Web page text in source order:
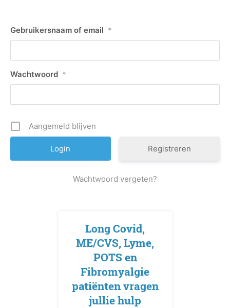
Gebruikersnaam of email *
Wachtwoord *
Aangemeld blijven
Registreren
Wachtwoord vergeten?
Long Covid,
ME/CVS, Lyme,
POTS en
Fibromyalgie
patiënten vragen
jullie hulp